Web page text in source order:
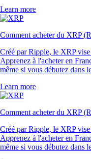
Learn more
Comment acheter du XRP
Créé par Ripple, le XRP
Apprenez à l'acheter en
même si vous débutez dans
Learn more
Comment acheter du XRP
Créé par Ripple, le XRP
Apprenez à l'acheter en
même si vous débutez dans